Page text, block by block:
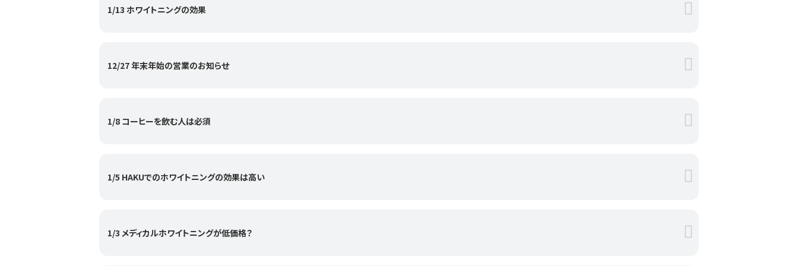
1/13 ホワイトニングの効果
12/27 年末年始の営業のお知らせ
1/8 コーヒーを飲む人は必須
1/5 HAKUでのホワイトニングの効果は高い
1/3 メディカルホワイトニングが低価格？